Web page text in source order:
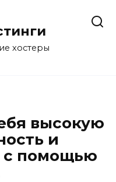
хостеры
высокую
и
с помощью